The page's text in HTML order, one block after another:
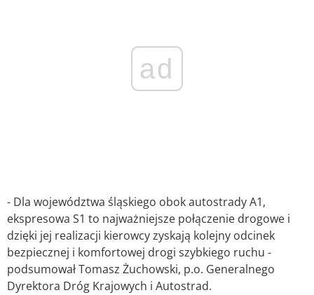
ad
- Dla województwa śląskiego obok autostrady A1,
ekspresowa S1 to najważniejsze połączenie drogowe i
dzięki jej realizacji kierowcy zyskają kolejny odcinek
bezpiecznej i komfortowej drogi szybkiego ruchu -
podsumował Tomasz Żuchowski, p.o. Generalnego
Dyrektora Dróg Krajowych i Autostrad.